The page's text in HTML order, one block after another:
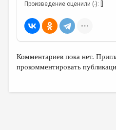
Произведение оценили (-): []
Комментариев пока нет.
прокомментировать